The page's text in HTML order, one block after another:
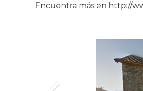
Encuentra más en http://